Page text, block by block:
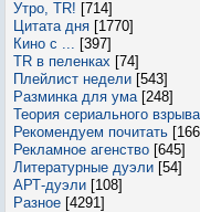
Утро, TR! [714]
Цитата дня [1770]
Кино с ... [397]
TR в пеленках [74]
Плейлист недели [543]
Разминка для ума [248]
Теория сериального взрыва
Рекомендуем почитать
Рекламное агенство [645]
Литературные дуэли [54]
АРТ-дуэли [108]
Разное [4291]